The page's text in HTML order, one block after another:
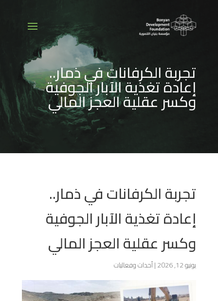
تجربة الكرفانات في ذمار..
إعادة تغذية الآبار الجوفية
وكسر عقلية العجز المالي
تجربة الكرفانات في ذمار..
إعادة تغذية الآبار الجوفية
وكسر عقلية العجز المالي
يونيو 12, 2026 |أحداث وفعاليات